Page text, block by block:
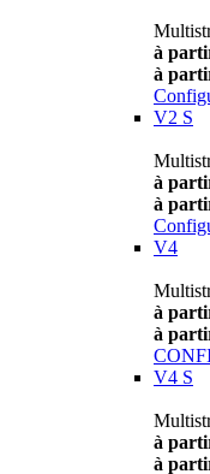
à
à
V2 S
à
à
V4
à
à
V4 S
à
à